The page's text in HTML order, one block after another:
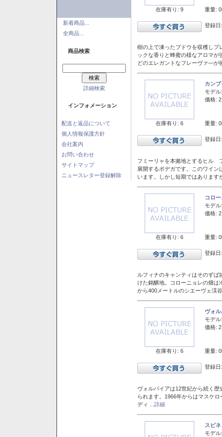
新着商品...
全商品...
商品検索
詳細検索
インフォメーション
配送と返品について
個人情報保護方針
会社案内
お問い合わせ
サイトマップ
ニュースレター登録解除
在庫有り: 9 重量:
登録
樹の上で凍ったブドウを収穫しプ
ックな香りと蜂蜜の様なアロマ
どのエレガントなフレーヴァ―が
在庫有り: 6
カン
モデル:
価格:
重量:
登録
フミーリャを本拠地とするヒル
展開するボデガです。このワイ
います。しかし短期ではありま
在庫有り: 6
コロ
モデル:
価格:
重量:
登録
ルフィナのキャンティはそのず
けた銘醸地。コローニョレの畑は
から400メートルのシエーヴェ渓
在庫有り: 6
ヴォ
モデル:
価格:
重量:
登録
ヴォルパイアは12世紀から続く
られます。1966年からはマスケ
ディ
...詳細
スピ
モデル: